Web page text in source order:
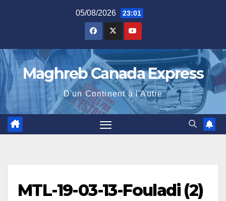
05/08/2026 23:01
Maghreb Canada Express
D'un Continent à l'Autre
MTL-19-03-13-Fouladi (2)